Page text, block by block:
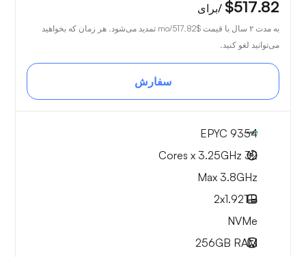
$517.82 /برای
به مدت ۲ سال با قیمت $517.82
/mo تمدید می‌شود. هر زمان که بخواهید
می‌توانید لغو کنید.
سفارش
EPYC 9354
32 Cores x 3.25GHz
Max 3.8GHz
2x1.92TB
NVMe
256GB RAM